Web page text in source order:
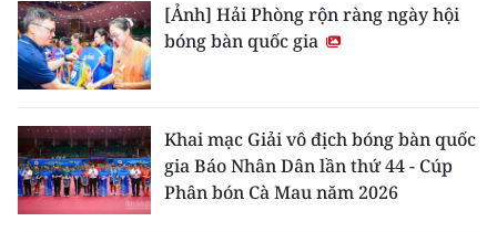
[Ảnh] Hải Phòng rộn ràng ngày hội
bóng bàn quốc gia
Khai mạc Giải vô địch bóng bàn quốc
gia Báo Nhân Dân lần thứ 44 - Cúp
Phân bón Cà Mau năm 2026